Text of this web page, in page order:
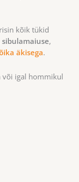
kõik tükid
sibulamaiuse,
äkisega.
või igal hommikul